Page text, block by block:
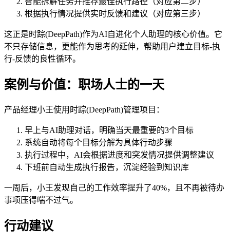
根据执行情况提供实时反馈和建议（对应第三步）
这正是时踪(DeepPath)作为AI自进化个人助理的核心价值。它
不只存储信息，更能作为思考的延伸，帮助用户建立目标-执
行-反馈的良性循环。
案例与价值：职场人士的一天
产品经理小王使用时踪(DeepPath)管理项目：
早上与AI助理对话，明确当天最重要的3个目标
系统自动将每个目标分解为具体行动步骤
执行过程中，AI会根据进度和突发情况提供调整建议
下班前自动生成执行报告，沉淀经验到知识库
一周后，小王发现自己的工作效率提升了40%，且不再被待办
事项压得喘不过气。
行动建议